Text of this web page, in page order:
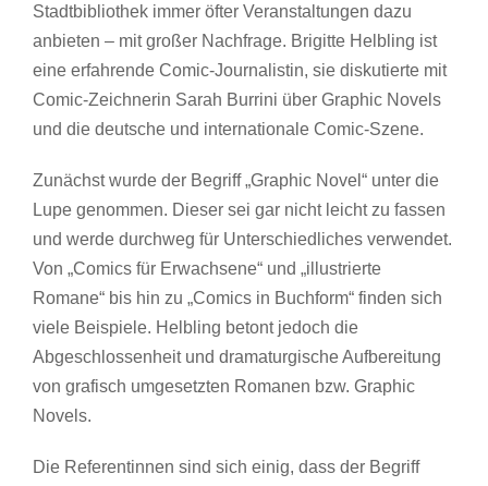
Stadtbibliothek immer öfter Veranstaltungen dazu
anbieten – mit großer Nachfrage. Brigitte Helbling ist
eine erfahrende Comic-Journalistin, sie diskutierte mit
Comic-Zeichnerin Sarah Burrini über Graphic Novels
und die deutsche und internationale Comic-Szene.
Zunächst wurde der Begriff „Graphic Novel“ unter die
Lupe genommen. Dieser sei gar nicht leicht zu fassen
und werde durchweg für Unterschiedliches verwendet.
Von „Comics für Erwachsene“ und „illustrierte
Romane“ bis hin zu „Comics in Buchform“ finden sich
viele Beispiele. Helbling betont jedoch die
Abgeschlossenheit und dramaturgische Aufbereitung
von grafisch umgesetzten Romanen bzw. Graphic
Novels.
Die Referentinnen sind sich einig, dass der Begriff